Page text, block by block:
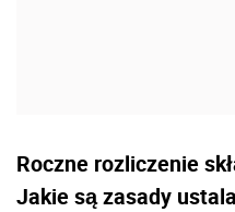
Roczne rozliczenie
Jakie są zasady